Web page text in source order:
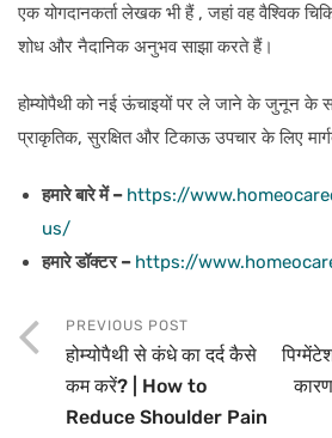
एक योगदानकर्ता लेखक भी हैं , जहां वह वैश्विक
शोध और नैदानिक अनुभव साझा करते हैं।
होम्योपैथी को नई ऊंचाइयों पर ले जाने के जुनून के
प्राकृतिक, सुरक्षित और टिकाऊ उपचार के लिए
हमारे बारे में – https://
us/
हमारे डॉक्टर – https://
PREVIOUS POST
होम्योपैथी से कंधे का दर्द कैसे
कम करें? | How to
Reduce Shoulder Pain